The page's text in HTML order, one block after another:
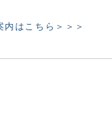
内はこちら＞＞＞